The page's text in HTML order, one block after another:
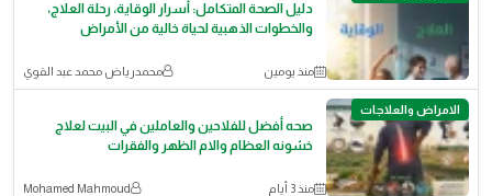
دليل الصحة المتكامل: أسرار الوقاية، رحلة العلاج،
والخطوات الذهبية لحياة خالية من الأمراض
منذ يومين محمدرياض محمد عبد القوي
الامراض والعلاجات
صحه أفضل للفلاحين والعاملين في البيت لعلاج
خشونه العظام والام الظهر والفقرات
منذ 3 أيام Mohamed Mahmoud